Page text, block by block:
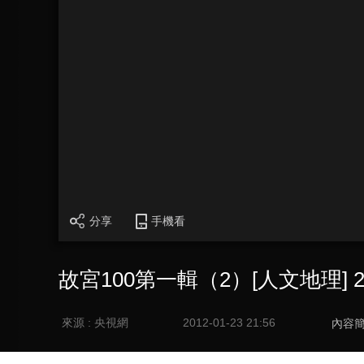
分享 手機看
故宮100第一輯（2）[人文地理]
來源 : 央視網 2012-01-23 21:56 內容